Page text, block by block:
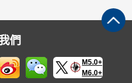
們
M5.0+
M6.0+